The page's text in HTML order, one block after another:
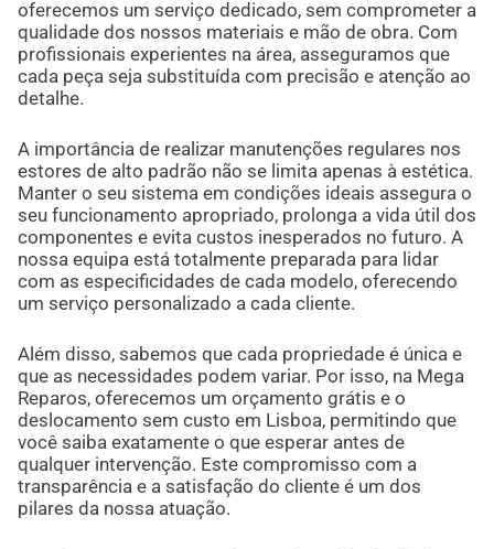
oferecemos um serviço dedicado, sem comprometer a
qualidade dos nossos materiais e mão de obra. Com
profissionais experientes na área, asseguramos que
cada peça seja substituída com precisão e atenção ao
detalhe.
A importância de realizar manutenções regulares nos
estores de alto padrão não se limita apenas à estética.
Manter o seu sistema em condições ideais assegura o
seu funcionamento apropriado, prolonga a vida útil dos
componentes e evita custos inesperados no futuro. A
nossa equipa está totalmente preparada para lidar
com as especificidades de cada modelo, oferecendo
um serviço personalizado a cada cliente.
Além disso, sabemos que cada propriedade é única e
que as necessidades podem variar. Por isso, na Mega
Reparos, oferecemos um orçamento grátis e o
deslocamento sem custo em Lisboa, permitindo que
você saiba exatamente o que esperar antes de
qualquer intervenção. Este compromisso com a
transparência e a satisfação do cliente é um dos
pilares da nossa atuação.